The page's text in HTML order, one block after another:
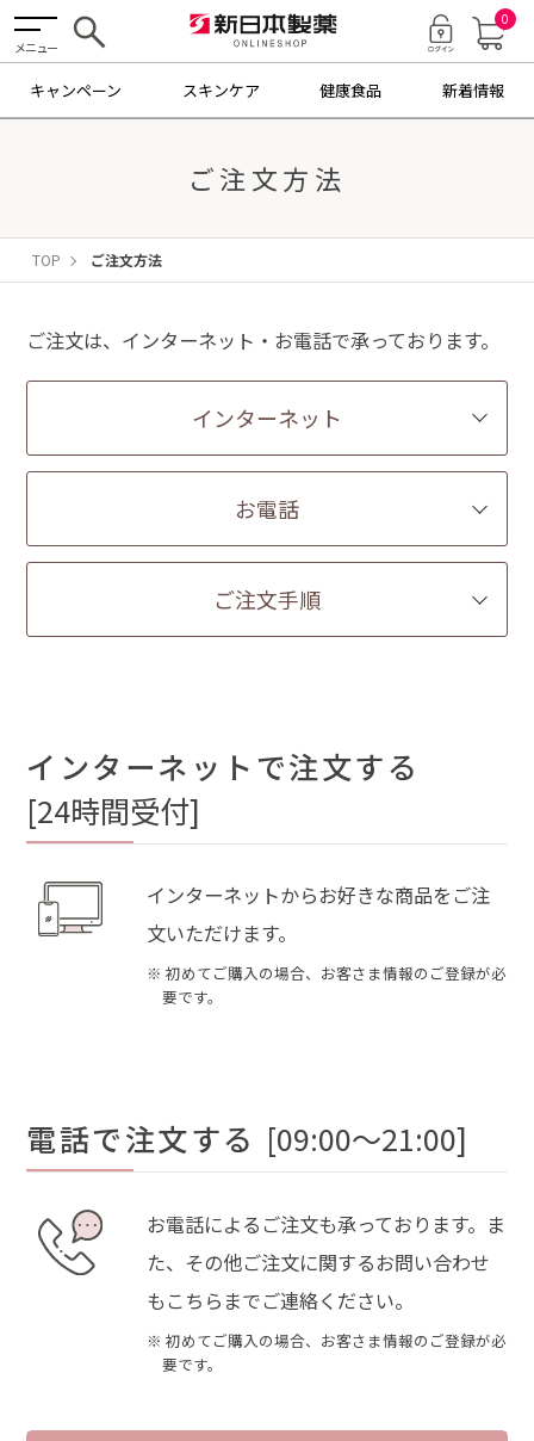
メニュー
0
キャンペーン スキンケア 健康食品 新着情報
ご注文方法
TOP ご注文方法
ご注文は、インターネット・お電話で承っております。
インターネット
お電話
ご注文手順
インターネットで注文する
[24時間受付]
インターネットからお好きな商品をご注
文いただけます。
※ 初めてご購入の場合、お客さま情報のご登録が必
要です。
電話で注文する [09:00～21:00]
お電話によるご注文も承っております。ま
た、その他ご注文に関するお問い合わせ
もこちらまでご連絡ください。
※ 初めてご購入の場合、お客さま情報のご登録が必
要です。